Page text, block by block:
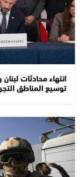
انتهاء محادثات
توسيع المناطق